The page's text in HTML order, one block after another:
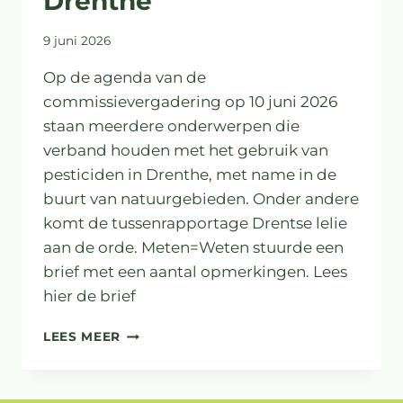
9 juni 2026
Op de agenda van de
commissievergadering op 10 juni 2026
staan meerdere onderwerpen die
verband houden met het gebruik van
pesticiden in Drenthe, met name in de
buurt van natuurgebieden. Onder andere
komt de tussenrapportage Drentse lelie
aan de orde. Meten=Weten stuurde een
brief met een aantal opmerkingen. Lees
hier de brief
LEES MEER BRIEF